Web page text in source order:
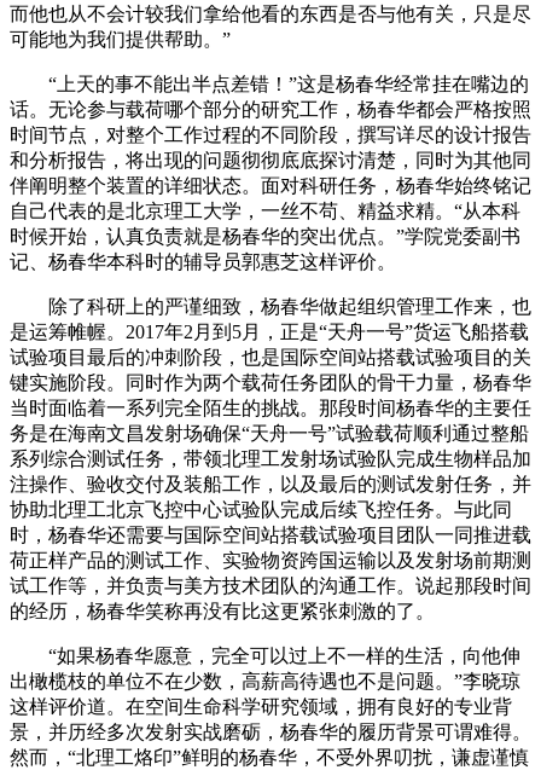
而他也从不会计较我们拿给他看的东西是否与他有关，只是尽
可能地为我们提供帮助。”
“上天的事不能出半点差错！”这是杨春华经常挂在嘴边的
话。无论参与载荷哪个部分的研究工作，杨春华都会严格按照
时间节点，对整个工作过程的不同阶段，撰写详尽的设计报告
和分析报告，将出现的问题彻彻底底探讨清楚，同时为其他同
伴阐明整个装置的详细状态。面对科研任务，杨春华始终铭记
自己代表的是北京理工大学，一丝不苟、精益求精。“从本科
时候开始，认真负责就是杨春华的突出优点。”学院党委副书
记、杨春华本科时的辅导员郭惠芝这样评价。
除了科研上的严谨细致，杨春华做起组织管理工作来，也
是运筹帷幄。2017年2月到5月，正是“天舟一号”货运飞船搭载
试验项目最后的冲刺阶段，也是国际空间站搭载试验项目的关
键实施阶段。同时作为两个载荷任务团队的骨干力量，杨春华
当时面临着一系列完全陌生的挑战。那段时间杨春华的主要任
务是在海南文昌发射场确保“天舟一号”试验载荷顺利通过整船
系列综合测试任务，带领北理工发射场试验队完成生物样品加
注操作、验收交付及装船工作，以及最后的测试发射任务，并
协助北理工北京飞控中心试验队完成后续飞控任务。与此同
时，杨春华还需要与国际空间站搭载试验项目团队一同推进载
荷正样产品的测试工作、实验物资跨国运输以及发射场前期测
试工作等，并负责与美方技术团队的沟通工作。说起那段时间
的经历，杨春华笑称再没有比这更紧张刺激的了。
“如果杨春华愿意，完全可以过上不一样的生活，向他伸
出橄榄枝的单位不在少数，高薪高待遇也不是问题。”李晓琼
这样评价道。在空间生命科学研究领域，拥有良好的专业背
景，并历经多次发射实战磨砺，杨春华的履历背景可谓难得。
然而，“北理工烙印”鲜明的杨春华，不受外界叨扰，谦虚谨慎